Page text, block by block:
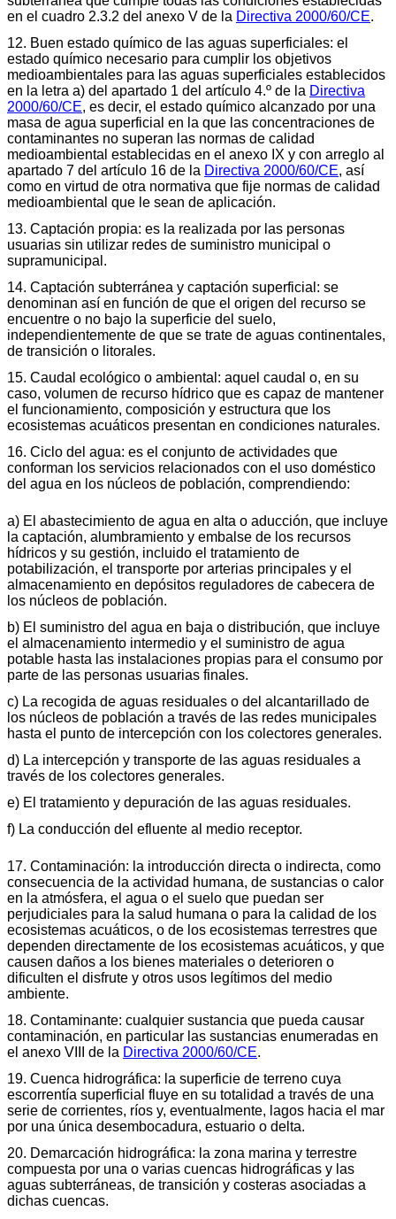
en el cuadro 2.3.2 del anexo V de la Directiva 2000/60/CE.
12. Buen estado químico de las aguas superficiales: el
estado químico necesario para cumplir los objetivos
medioambientales para las aguas superficiales establecidos
en la letra a) del apartado 1 del artículo 4.º de la Directiva
2000/60/CE, es decir, el estado químico alcanzado por una
masa de agua superficial en la que las concentraciones de
contaminantes no superan las normas de calidad
medioambiental establecidas en el anexo IX y con arreglo al
apartado 7 del artículo 16 de la Directiva 2000/60/CE, así
como en virtud de otra normativa que fije normas de calidad
medioambiental que le sean de aplicación.
13. Captación propia: es la realizada por las personas
usuarias sin utilizar redes de suministro municipal o
supramunicipal.
14. Captación subterránea y captación superficial: se
denominan así en función de que el origen del recurso se
encuentre o no bajo la superficie del suelo,
independientemente de que se trate de aguas continentales,
de transición o litorales.
15. Caudal ecológico o ambiental: aquel caudal o, en su
caso, volumen de recurso hídrico que es capaz de mantener
el funcionamiento, composición y estructura que los
ecosistemas acuáticos presentan en condiciones naturales.
16. Ciclo del agua: es el conjunto de actividades que
conforman los servicios relacionados con el uso doméstico
del agua en los núcleos de población, comprendiendo:
a) El abastecimiento de agua en alta o aducción, que incluye
la captación, alumbramiento y embalse de los recursos
hídricos y su gestión, incluido el tratamiento de
potabilización, el transporte por arterias principales y el
almacenamiento en depósitos reguladores de cabecera de
los núcleos de población.
b) El suministro del agua en baja o distribución, que incluye
el almacenamiento intermedio y el suministro de agua
potable hasta las instalaciones propias para el consumo por
parte de las personas usuarias finales.
c) La recogida de aguas residuales o del alcantarillado de
los núcleos de población a través de las redes municipales
hasta el punto de intercepción con los colectores generales.
d) La intercepción y transporte de las aguas residuales a
través de los colectores generales.
e) El tratamiento y depuración de las aguas residuales.
f) La conducción del efluente al medio receptor.
17. Contaminación: la introducción directa o indirecta, como
consecuencia de la actividad humana, de sustancias o calor
en la atmósfera, el agua o el suelo que puedan ser
perjudiciales para la salud humana o para la calidad de los
ecosistemas acuáticos, o de los ecosistemas terrestres que
dependen directamente de los ecosistemas acuáticos, y que
causen daños a los bienes materiales o deterioren o
dificulten el disfrute y otros usos legítimos del medio
ambiente.
18. Contaminante: cualquier sustancia que pueda causar
contaminación, en particular las sustancias enumeradas en
el anexo VIII de la Directiva 2000/60/CE.
19. Cuenca hidrográfica: la superficie de terreno cuya
escorrentía superficial fluye en su totalidad a través de una
serie de corrientes, ríos y, eventualmente, lagos hacia el mar
por una única desembocadura, estuario o delta.
20. Demarcación hidrográfica: la zona marina y terrestre
compuesta por una o varias cuencas hidrográficas y las
aguas subterráneas, de transición y costeras asociadas a
dichas cuencas.